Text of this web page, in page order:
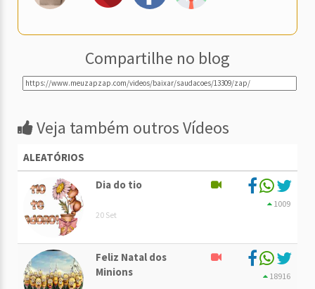
Compartilhe no blog
Veja também outros Vídeos
ALEATÓRIOS
Dia do tio
20 Set
1009
Feliz Natal dos
Minions
18916